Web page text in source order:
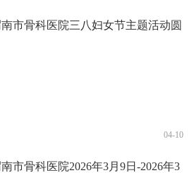
市骨科医院三八妇女节主题活动圆
04-10
市骨科医院2026年3月9日-2026年3